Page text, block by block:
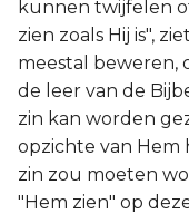
kunnen twijfelen
zien zoals Hij is",
meestal beweren,
de leer van de
zin kan worden
opzichte van Hem
zin zou moeten
"Hem zien" op